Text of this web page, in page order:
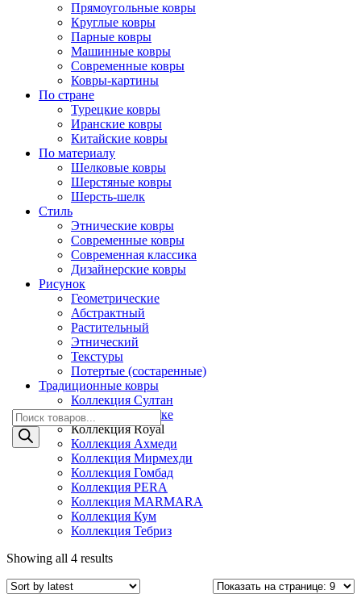
Прямоугольные ковры
Круглые ковры
Парные ковры
Машинные ковры
Современные ковры
Ковры-картины
По стране
Турецкие ковры
Иранские ковры
Китайские ковры
По материалу
Шелковые ковры
Шерстяные ковры
Шерсть-шелк
Стиль
Этнические ковры
Современные ковры
Современная классика
Дизайнерские ковры
Рисунок
Геометрические
Абстрактный
Растительный
Этнический
Текстуры
Потертые (состаренные)
Традиционные ковры
Коллекция Султан
Коллекция Хереке
Коллекция Royal
Коллекция Ахмеди
Коллекция Мирмехди
Коллекция Гомбад
Коллекция PERA
Коллекция MARMARA
Коллекция Кум
Коллекция Тебриз
Showing all 4 results
Поиск
товаров